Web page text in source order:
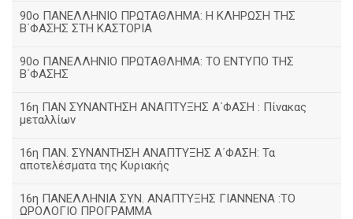
90ο ΠΑΝΕΛΛΗΝΙΟ ΠΡΩΤΑΘΛΗΜΑ: Η ΚΛΗΡΩΣΗ ΤΗΣ
Β΄ΦΑΣΗΣ ΣΤΗ ΚΑΣΤΟΡΙΑ
90ο ΠΑΝΕΛΛΗΝΙΟ ΠΡΩΤΑΘΛΗΜΑ: ΤΟ ΕΝΤΥΠΟ ΤΗΣ
Β΄ΦΑΣΗΣ
16η ΠΑΝ ΣΥΝΑΝΤΗΣΗ ΑΝΑΠΤΥΞΗΣ Α΄ΦΑΣΗ : Πίνακας
μεταλλίων
16η ΠΑΝ. ΣΥΝΑΝΤΗΣΗ ΑΝΑΠΤΥΞΗΣ Α΄ΦΑΣΗ: Τα
αποτελέσματα της Κυριακής
16η ΠΑΝΕΛΛΗΝΙΑ ΣΥΝ. ΑΝΑΠΤΥΞΗΣ ΓΙΑΝΝΕΝΑ :ΤΟ
ΩΡΟΛΟΓΙΟ ΠΡΟΓΡΑΜΜΑ